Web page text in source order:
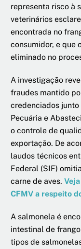
representa risco à
veterinários
encontrada no
consumidor, e que
eliminado no
A investigação
fraudes mantido
credenciados
Pecuária e
o controle de
exportação. De
laudos técnicos
Federal (SIF)
carne de aves.
CFMV a respeito
A salmonela é
intestinal de
tipos de